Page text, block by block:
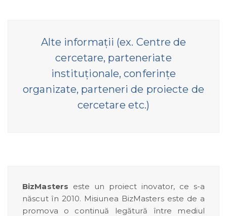
Alte informații (ex. Centre de
cercetare, parteneriate
instituționale, conferințe
organizate, parteneri de proiecte de
cercetare etc.)
BizMasters este un proiect inovator, ce s-a
născut în 2010. Misiunea BizMasters este de a
promova o continuă legătură între mediul